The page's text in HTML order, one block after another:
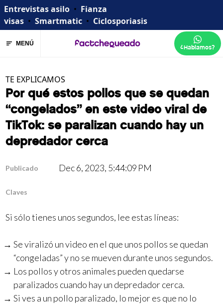
Entrevistas asilo • Fianza
visas • Smartmatic • Ciclosporiasis
MENÚ ¿Hablamos?
TE EXPLICAMOS
Por qué estos pollos que se quedan
“congelados” en este video viral de
TikTok: se paralizan cuando hay un
depredador cerca
Publicado Dec 6, 2023, 5:44:09 PM
Claves
Si sólo tienes unos segundos, lee estas líneas:
Se viralizó un video en el que unos pollos se quedan
“congeladas” y no se mueven durante unos segundos.
Los pollos y otros animales pueden quedarse
paralizados cuando hay un depredador cerca.
Si ves a un pollo paralizado, lo mejor es que no lo